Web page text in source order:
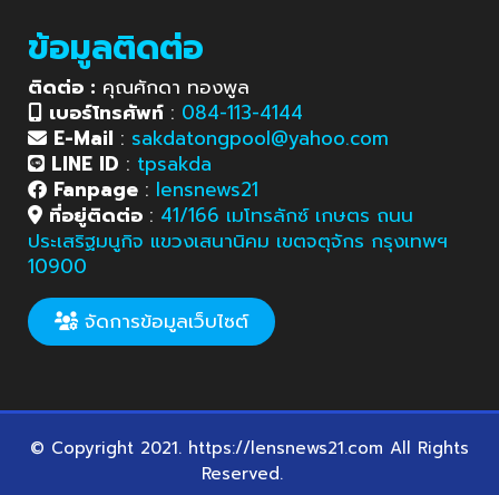
ข้อมูลติดต่อ
ติดต่อ : คุณศักดา ทองพูล
เบอร์โทรศัพท์ : 084-113-4144
E-Mail : sakdatongpool@yahoo.com
LINE ID : tpsakda
Fanpage : lensnews21
ที่อยู่ติดต่อ : 41/166 เมโทรลักซ์ เกษตร ถนน
ประเสริฐมนูกิจ แขวงเสนานิคม เขตจตุจักร กรุงเทพฯ
10900
จัดการข้อมูลเว็บไซต์
© Copyright 2021. https://lensnews21.com All Rights
Reserved.